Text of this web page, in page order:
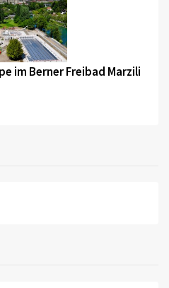
im Berner Freibad Marzili